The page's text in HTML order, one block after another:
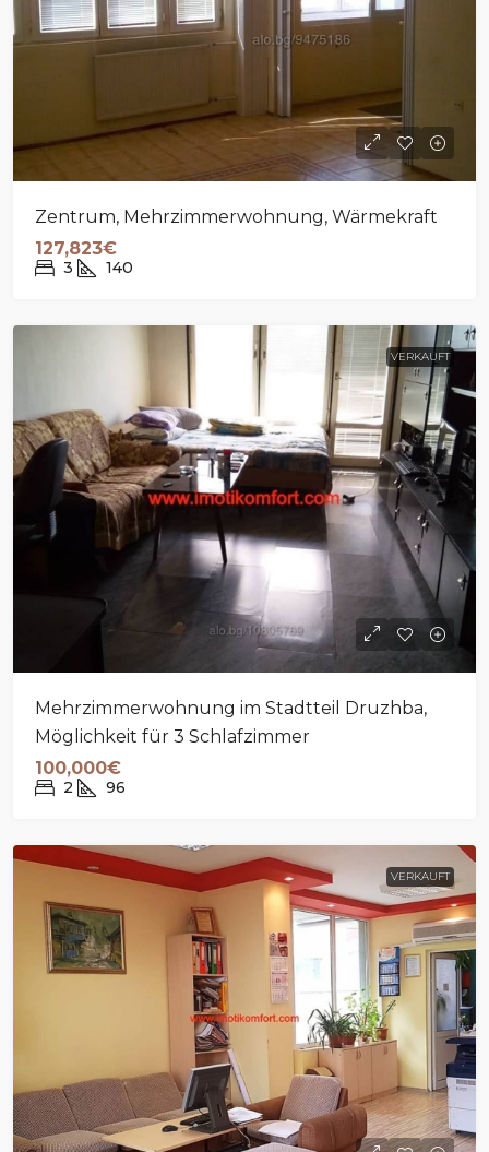
Zentrum, Mehrzimmerwohnung, Wärmekraft
127,823€
3 140
VERKAUFT
Mehrzimmerwohnung im Stadtteil Druzhba,
Möglichkeit für 3 Schlafzimmer
100,000€
2 96
VERKAUFT